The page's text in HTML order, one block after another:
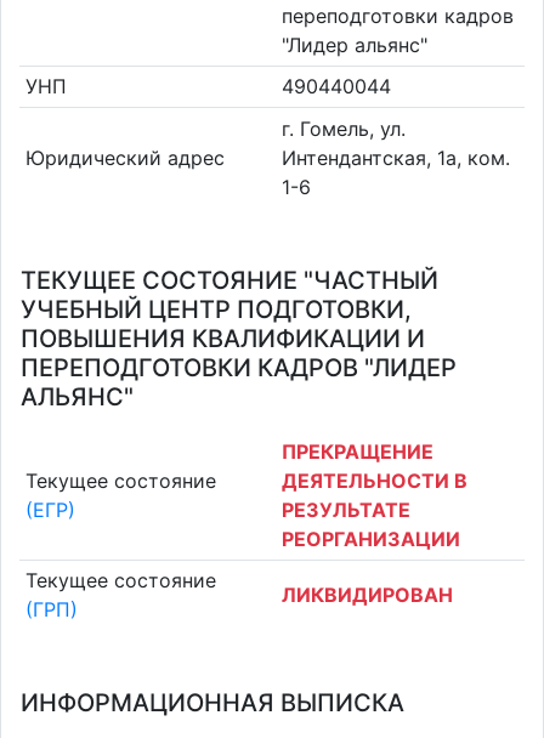
переподготовки кадров
"Лидер альянс"
УНП
490440044
Юридический адрес
г. Гомель, ул.
Интендантская, 1а, ком.
1-6
ТЕКУЩЕЕ СОСТОЯНИЕ "ЧАСТНЫЙ
УЧЕБНЫЙ ЦЕНТР ПОДГОТОВКИ,
ПОВЫШЕНИЯ КВАЛИФИКАЦИИ И
ПЕРЕПОДГОТОВКИ КАДРОВ "ЛИДЕР
АЛЬЯНС"
Текущее состояние
(ЕГР)
ПРЕКРАЩЕНИЕ
ДЕЯТЕЛЬНОСТИ В
РЕЗУЛЬТАТЕ
РЕОРГАНИЗАЦИИ
Текущее состояние
(ГРП)
ЛИКВИДИРОВАН
ИНФОРМАЦИОННАЯ ВЫПИСКА